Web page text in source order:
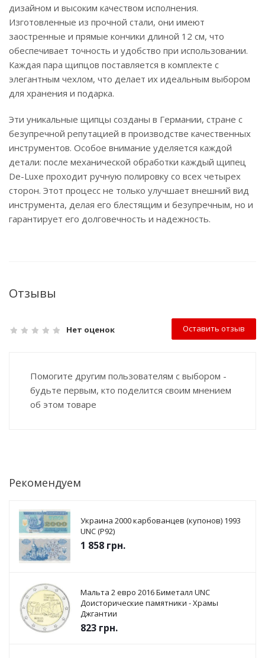
дизайном и высоким качеством исполнения.
Изготовленные из прочной стали, они имеют
заостренные и прямые кончики длиной 12 см, что
обеспечивает точность и удобство при использовании.
Каждая пара щипцов поставляется в комплекте с
элегантным чехлом, что делает их идеальным выбором
для хранения и подарка.
Эти уникальные щипцы созданы в Германии, стране с
безупречной репутацией в производстве качественных
инструментов. Особое внимание уделяется каждой
детали: после механической обработки каждый щипец
De-Luxe проходит ручную полировку со всех четырех
сторон. Этот процесс не только улучшает внешний вид
инструмента, делая его блестящим и безупречным, но и
гарантирует его долговечность и надежность.
Отзывы
Нет оценок Оставить отзыв
Помогите другим пользователям с выбором -
будьте первым, кто поделится своим мнением
об этом товаре
Рекомендуем
Украина 2000 карбованцев (купонов) 1993
UNC (P92)
1 858 грн.
Мальта 2 евро 2016 Биметалл UNC
Доисторические памятники - Храмы
Джгантии
823 грн.